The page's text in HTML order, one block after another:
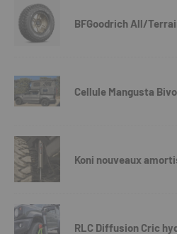
BFGoodrich All/
Cellule Mangusta
Koni nouveaux
RLC Diffusion Cric